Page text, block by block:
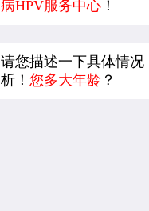
病HPV服务中心 ！
请您描述一下具体情况
析！您多大年龄 ？